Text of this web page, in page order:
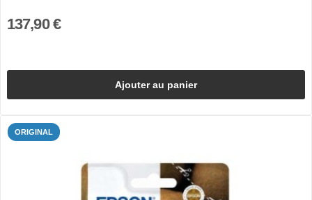
137,90 €
Ajouter au panier
ORIGINAL